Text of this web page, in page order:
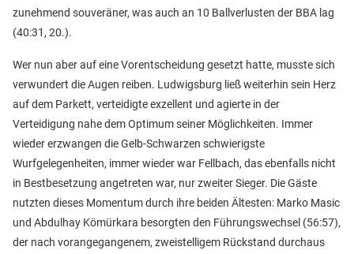
zunehmend souveräner, was auch an 10 Ballverlusten der BBA lag
(40:31, 20.).
Wer nun aber auf eine Vorentscheidung gesetzt hatte, musste sich
verwundert die Augen reiben. Ludwigsburg ließ weiterhin sein Herz
auf dem Parkett, verteidigte exzellent und agierte in der
Verteidigung nahe dem Optimum seiner Möglichkeiten. Immer
wieder erzwangen die Gelb-Schwarzen schwierigste
Wurfgelegenheiten, immer wieder war Fellbach, das ebenfalls nicht
in Bestbesetzung angetreten war, nur zweiter Sieger. Die Gäste
nutzten dieses Momentum durch ihre beiden Ältesten: Marko Masic
und Abdulhay Kömürkara besorgten den Führungswechsel (56:57),
der nach vorangegangenem, zweistelligem Rückstand durchaus